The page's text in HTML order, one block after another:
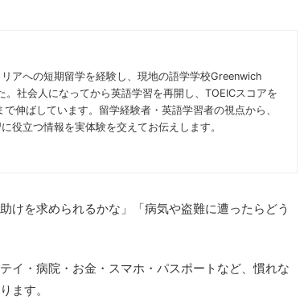
アへの短期留学を経験し、現地の語学学校Greenwich
。社会人になってから英語学習を再開し、TOEICスコアを
伸ばしています。留学経験者・英語学習者の視点から、
役立つ情報を実体験を交えてお伝えします。
けを求められるかな」「病気や盗難に遭ったらどう
イ・病院・お金・スマホ・パスポートなど、慣れな
ます。